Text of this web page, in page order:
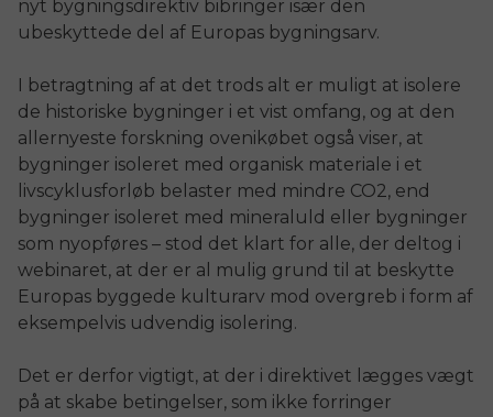
nyt bygningsdirektiv bibringer især den
ubeskyttede del af Europas bygningsarv.
I betragtning af at det trods alt er muligt at isolere
de historiske bygninger i et vist omfang, og at den
allernyeste forskning ovenikøbet også viser, at
bygninger isoleret med organisk materiale i et
livscyklusforløb belaster med mindre CO2, end
bygninger isoleret med mineraluld eller bygninger
som nyopføres – stod det klart for alle, der deltog i
webinaret, at der er al mulig grund til at beskytte
Europas byggede kulturarv mod overgreb i form af
eksempelvis udvendig isolering.
Det er derfor vigtigt, at der i direktivet lægges vægt
på at skabe betingelser, som ikke forringer